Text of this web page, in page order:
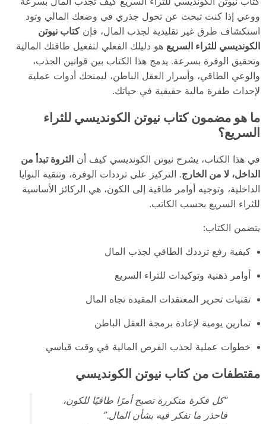
ووعي إذا كنت تبحث عن تحول جذري في وضعك المالي وتود
استكشاف طرق غير تقليدية لجذب المال، فإنكتاب نيوتن
الكونديسي للثراء السريع هو دليلك الفعلي لتفعيل طاقتك المالية
وتحقيق الوفرة بسرعة. يدمج هذا الكتاب بين قوانين الجذب،
والوعي الطاقي، وأسرار العقل الباطن، ليمنحك أدوات عملية
لإحداث طفرة مالية حقيقية في حياتك.
ما هو مضمون كتاب نيوتن الكونديسي للثراء
السريع؟
في هذا الكتاب، يشرح نيوتن الكونديسي كيف أن الثروة تبدأ من
الداخل، لا من الخارج. التركيز على ترددات الوفرة، وتنقية النوايا
الداخلية، وتوجيه أوامر طاقية إلى الكون، هي الركائز الأساسية
للثراء السريع بحسب الكاتب.
يتضمن الكتاب:
كيفية رفع ترددك الطاقي لجذب المال
أوامر ذهنية وتوكيدات للثراء السريع
تقنيات تحرير المعتقدات المقيدة تجاه المال
تمارين يومية لإعادة برمجة العقل الباطن
خطوات عملية لجذب الفرص المالية في وقت قياسي
مقتطفات من كتاب نيوتن الكونديسي
“كل فكرة متكررة تصبح أمرًا طاقيًا للكون،
فاحذر ما تفكر فيه بشأن المال.”